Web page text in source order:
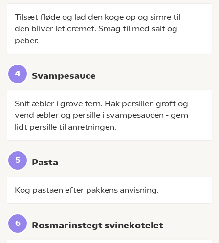
Tilsæt fløde og lad den koge op og simre til
den bliver let cremet. Smag til med salt og
peber.
Svampesauce
Snit æbler i grove tern. Hak persillen groft og
vend æbler og persille i svampesaucen - gem
lidt persille til anretningen.
Pasta
Kog pastaen efter pakkens anvisning.
Rosmarinstegt svinekotelet